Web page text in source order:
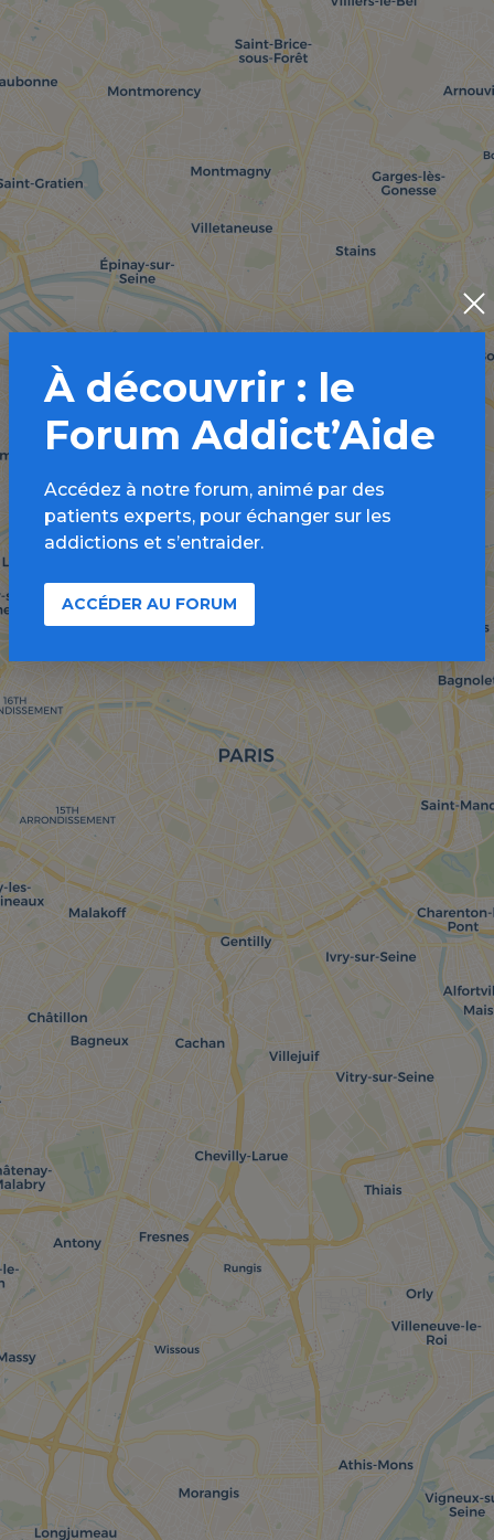
À découvrir : le
Forum Addict’Aide
Accédez à notre forum, animé par des
patients experts, pour échanger sur les
addictions et s’entraider.
ACCÉDER AU FORUM